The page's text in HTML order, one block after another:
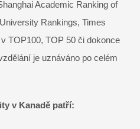
Academic Ranking of
Rankings, Times
TOP100, TOP 50 či dokonce
je uznáváno po celém
v Kanadě patří: